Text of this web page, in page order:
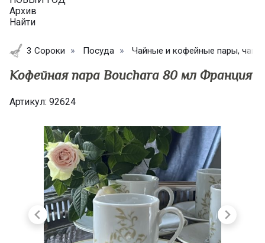
Архив
Найти
3 Сороки Посуда Чайные и кофейные пары,
Кофейная пара Bouchara 80 мл Франция
Артикул: 92624